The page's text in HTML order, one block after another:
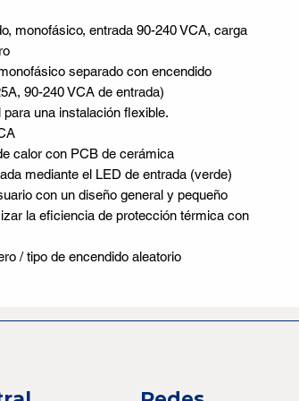
monofásico, entrada 90-240 VCA, carga
separado con encendido
90-240 VCA de entrada)
una instalación flexible.
calor con PCB de cerámica
mediante el LED de entrada (verde)
con un diseño general y pequeño
la eficiencia de protección térmica con
/ tipo de encendido aleatorio